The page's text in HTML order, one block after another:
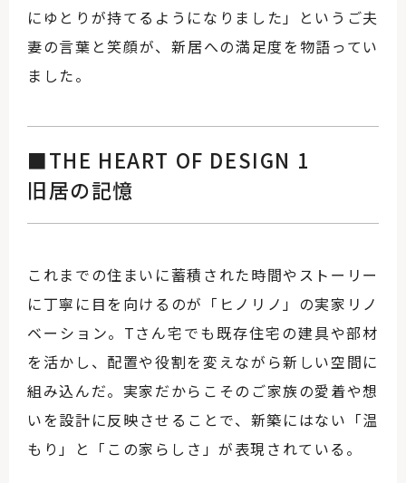
にゆとりが持てるようになりました」というご夫
妻の言葉と笑顔が、新居への満足度を物語ってい
ました。
■THE HEART OF DESIGN 1
旧居の記憶
これまでの住まいに蓄積された時間やストーリー
に丁寧に目を向けるのが「ヒノリノ」の実家リノ
ベーション。Tさん宅でも既存住宅の建具や部材
を活かし、配置や役割を変えながら新しい空間に
組み込んだ。実家だからこそのご家族の愛着や想
いを設計に反映させることで、新築にはない「温
もり」と「この家らしさ」が表現されている。